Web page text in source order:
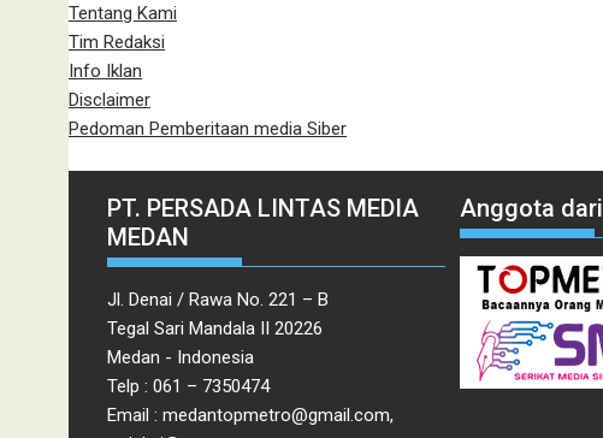
Tentang Kami
Tim Redaksi
Info Iklan
Disclaimer
Pedoman Pemberitaan media Siber
PT. PERSADA LINTAS MEDIA
MEDAN
Jl. Denai / Rawa No. 221 – B
Tegal Sari Mandala II 20226
Medan - Indonesia
Telp : 061 – 7350474
Email : medantopmetro@gmail.com,
Anggota dari